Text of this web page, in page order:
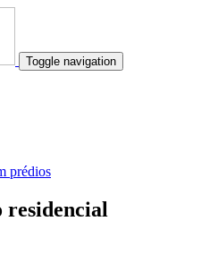
Toggle navigation
prédios
residencial